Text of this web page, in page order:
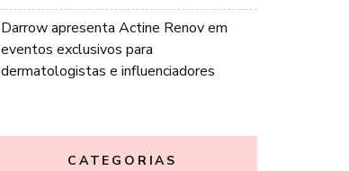
Darrow apresenta Actine Renov em
eventos exclusivos para
dermatologistas e influenciadores
CATEGORIAS